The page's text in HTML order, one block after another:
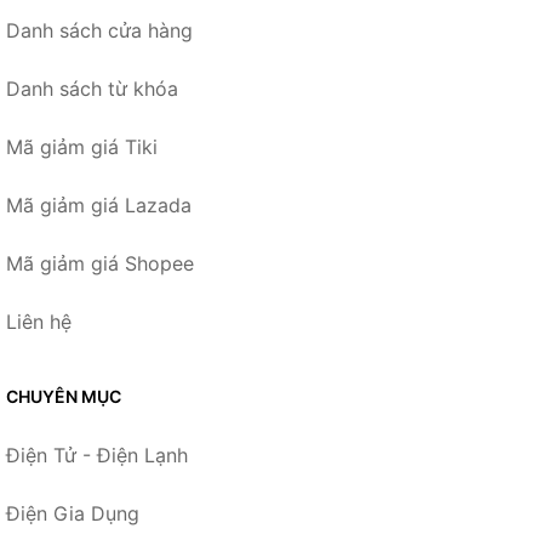
Danh sách cửa hàng
Danh sách từ khóa
Mã giảm giá Tiki
Mã giảm giá Lazada
Mã giảm giá Shopee
Liên hệ
CHUYÊN MỤC
Điện Tử - Điện Lạnh
Điện Gia Dụng